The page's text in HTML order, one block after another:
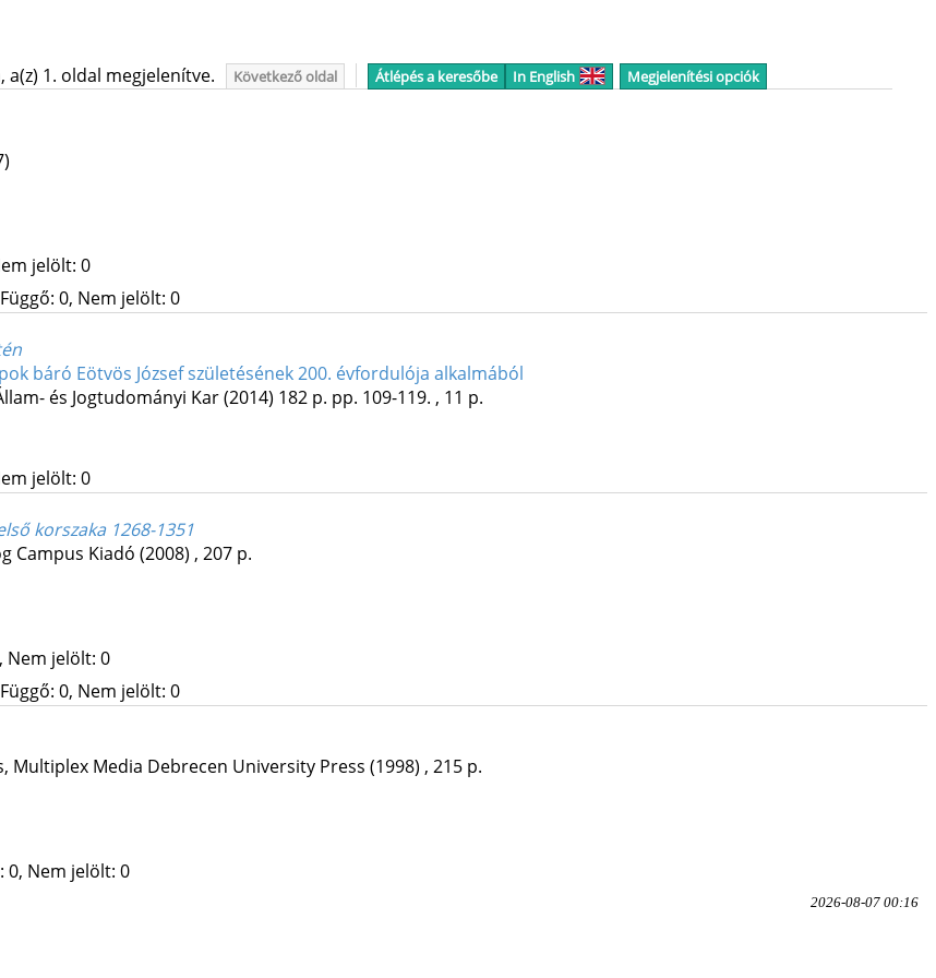
a(z) 1. oldal megjelenítve. Következő oldal Átlépés a keresőbe In English Megjelenítési opciók
jelölt: 0
0, Nem jelölt: 0
báró Eötvös József születésének 200. évfordulója alkalmából
és Jogtudományi Kar(2014) 182 p. pp. 109-119. , 11 p.
jelölt: 0
korszaka 1268-1351
Campus Kiadó (2008) , 207 p.
Nem jelölt: 0
0, Nem jelölt: 0
, Multiplex Media Debrecen University Press (1998) , 215 p.
0, Nem jelölt: 0
2026-08-07 00:16